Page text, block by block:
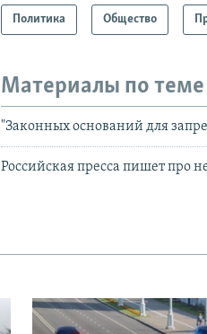
Политика Общество
Материалы по теме
"Законных оснований для
Российская пресса пишет про